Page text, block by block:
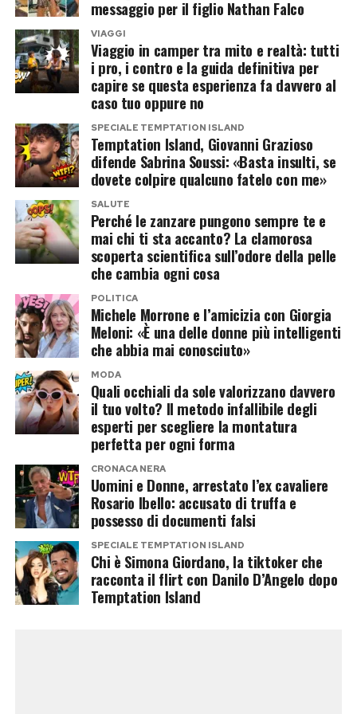
Il percorso di Giovanni e Sabrina si è concluso
davanti alle telecamere, ma lo sfogo dell’ex
fidanzato dimostra come, almeno sul piano
umano, il rispetto possa sopravvivere anche alla
fine di una relazione.
Pur non condividendo le scelte fatte da Sabrina
durante il programma, Giovanni ha scelto di
esporsi per chiedere ai follower di fermare gli
insulti, ricordando che dietro i protagonisti del
reality ci sono persone reali.
Un messaggio che, nelle ultime ore, ha raccolto
numerosi apprezzamenti anche tra chi aveva
seguito con passione la loro storia all’interno del
villaggio.
Post Views: 189
differenza d’età con il compagno.
Quell’esperienza televisiva aveva contribuito ad
aumentare la sua popolarità, ben prima che il
suo nome venisse accostato a
Island.
Il racconto della frequentazione con
Danilo D’Angelo
Secondo quanto riferito dalla stessa Simona
attraverso i propri profili social, la conoscenza
con Danilo D’Angelo sarebbe iniziata dopo la
conclusione delle registrazioni del reality.
La creator sostiene che l’ex protagonista di
Temptation Island
ormai single e libero da qualsiasi legame con
Francesca Coppola. Da lì sarebbe nata una
frequentazione durata alcune settimane.
Sempre secondo il suo racconto, il rapporto si
sarebbe poi interrotto improvvisamente dopo
una serata trascorsa insieme, spingendola a
raccontare pubblicamente la propria versione
dei fatti.
È importante sottolineare che, allo stato
messaggio per il figlio Nathan Falco
VIAGGI
Viaggio in camper tra mito e realtà: tutti
i pro, i contro e la guida definitiva per
capire se questa esperienza fa davvero al
caso tuo oppure no
SPECIALE TEMPTATION ISLAND
Temptation Island, Giovanni Grazioso
difende Sabrina Soussi: «Basta insulti, se
dovete colpire qualcuno fatelo con me»
SALUTE
Perché le zanzare pungono sempre te e
mai chi ti sta accanto? La clamorosa
scoperta scientifica sull’odore della pelle
che cambia ogni cosa
POLITICA
Michele Morrone e l’amicizia con Giorgia
Meloni: «È una delle donne più intelligenti
che abbia mai conosciuto»
MODA
Quali occhiali da sole valorizzano davvero
il tuo volto? Il metodo infallibile degli
esperti per scegliere la montatura
perfetta per ogni forma
CRONACA NERA
Uomini e Donne, arrestato l’ex cavaliere
Rosario Ibello: accusato di truffa e
possesso di documenti falsi
SPECIALE TEMPTATION ISLAND
Chi è Simona Giordano, la tiktoker che
racconta il flirt con Danilo D’Angelo dopo
Temptation Island